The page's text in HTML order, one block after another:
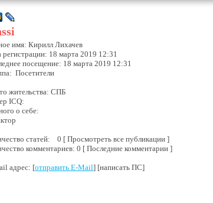
имя: Кирилл Лихачев
регистрации: 18 марта 2019 12:31
посещение: 18 марта 2019 12:31
Посетители
жительства: СПБ
ICQ:
о себе:
статей: 0 [ Просмотреть все публикации ]
комментариев: 0 [ Последние комментарии ]
адрес: [отправить E-Mail] [написать ПС]